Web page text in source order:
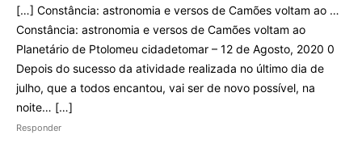
[…] Constância: astronomia e versos de Camões voltam ao …
Constância: astronomia e versos de Camões voltam ao
Planetário de Ptolomeu cidadetomar – 12 de Agosto, 2020 0
Depois do sucesso da atividade realizada no último dia de
julho, que a todos encantou, vai ser de novo possível, na
noite… […]
Responder